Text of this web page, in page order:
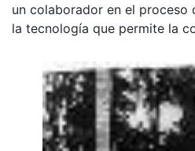
un colaborador en el proceso
la tecnología que permite la